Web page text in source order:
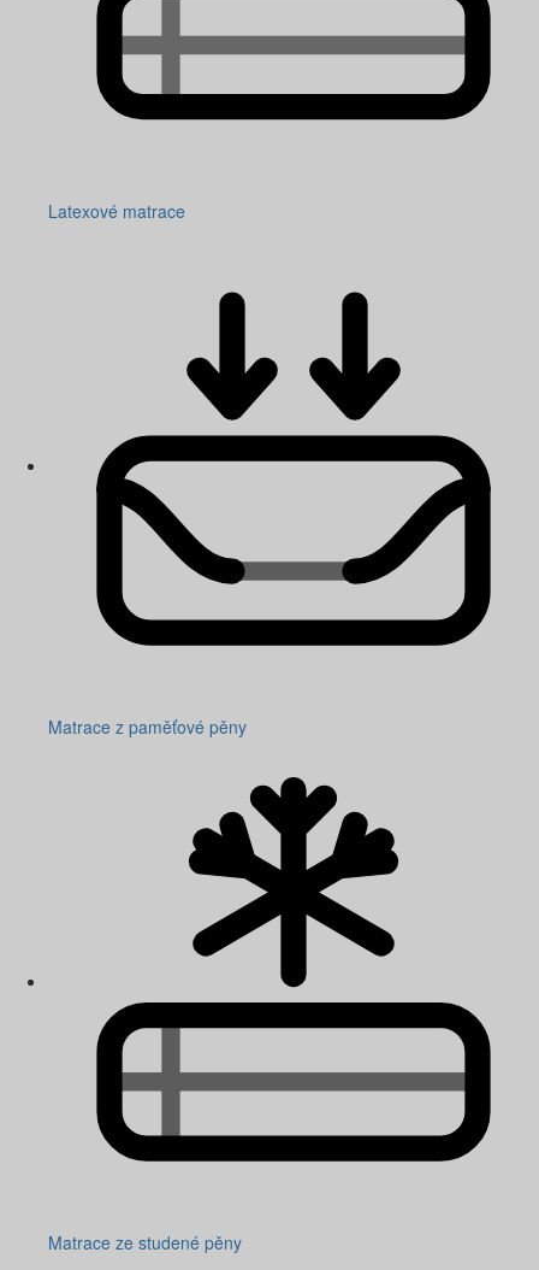
Latexové matrace
Matrace z paměťové pěny
Matrace ze studené pěny